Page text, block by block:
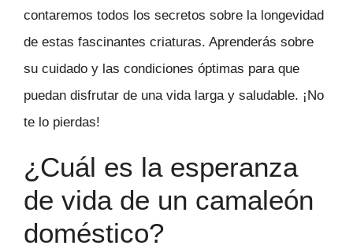
contaremos todos los secretos sobre la longevidad
de estas fascinantes criaturas. Aprenderás sobre
su cuidado y las condiciones óptimas para que
puedan disfrutar de una vida larga y saludable. ¡No
te lo pierdas!
¿Cuál es la esperanza
de vida de un camaleón
doméstico?